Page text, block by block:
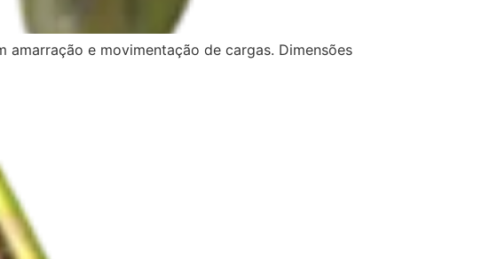
e movimentação de cargas. Dimensões